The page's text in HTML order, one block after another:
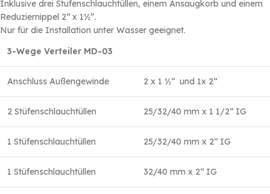
Inklusive drei Stufenschlauchtüllen, einem Ansaugkorb und einem
Reduziernippel 2‘‘ x 1½”.
Nur für die Installation unter Wasser geeignet.
3-Wege Verteiler MD-03
Anschluss Außengewinde 2 x 1 ½‘‘ und 1x 2‘‘
2 Stüfenschlauchtüllen 25/32/40 mm x 1 1/2‘‘ IG
1 Stüfenschlauchtüllen 25/32/40 mm x 2‘‘ IG
1 Stüfenschlauchtüllen 32/40 mm x 2‘‘ IG